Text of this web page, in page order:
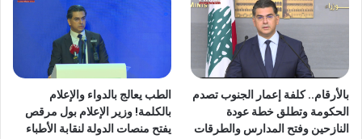
بالأرقام.. كلفة إعمار الجنوب تصدم
الحكومة وتطلق خطة عودة
النازحين وفتح المدارس والطرقات
الطب يعالج بالدواء والإعلام
بالكلمة! وزير الإعلام بول مرقص
يفتح منصات الدولة لنقابة الأطباء